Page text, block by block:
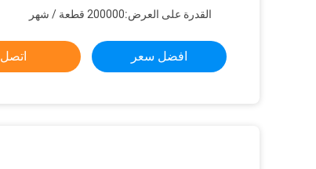
القدرة على العرض:200000 قطعة / شهر
افضل سعر اتصل